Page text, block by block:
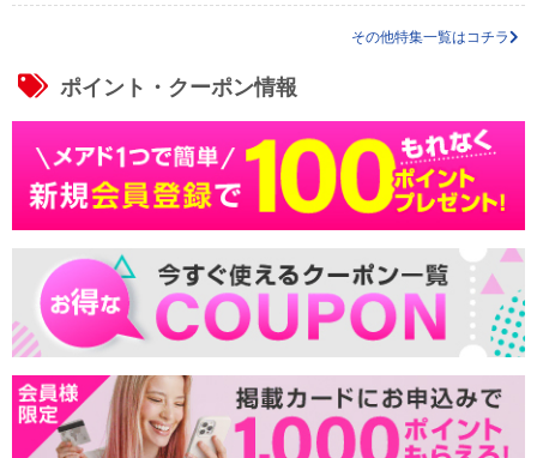
その他特集一覧はコチラ
ポイント・クーポン情報